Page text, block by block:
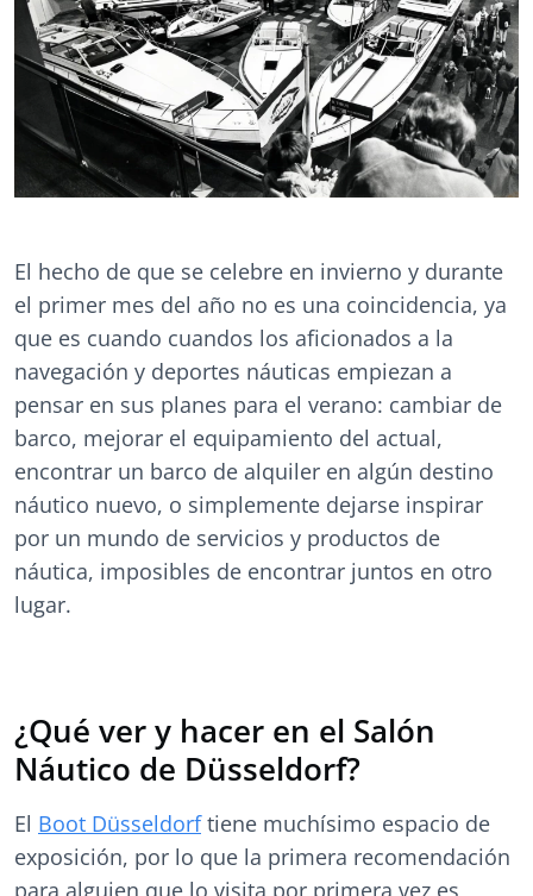
El hecho de que se celebre en invierno y durante
el primer mes del año no es una coincidencia, ya
que es cuando cuandos los aficionados a la
navegación y deportes náuticas empiezan a
pensar en sus planes para el verano: cambiar de
barco, mejorar el equipamiento del actual,
encontrar un barco de alquiler en algún destino
náutico nuevo, o simplemente dejarse inspirar
por un mundo de servicios y productos de
náutica, imposibles de encontrar juntos en otro
lugar.
¿Qué ver y hacer en el Salón
Náutico de Düsseldorf?
El Boot Düsseldorftiene muchísimo espacio de
exposición, por lo que la primera recomendación
para alguien que lo visita por primera vez es,